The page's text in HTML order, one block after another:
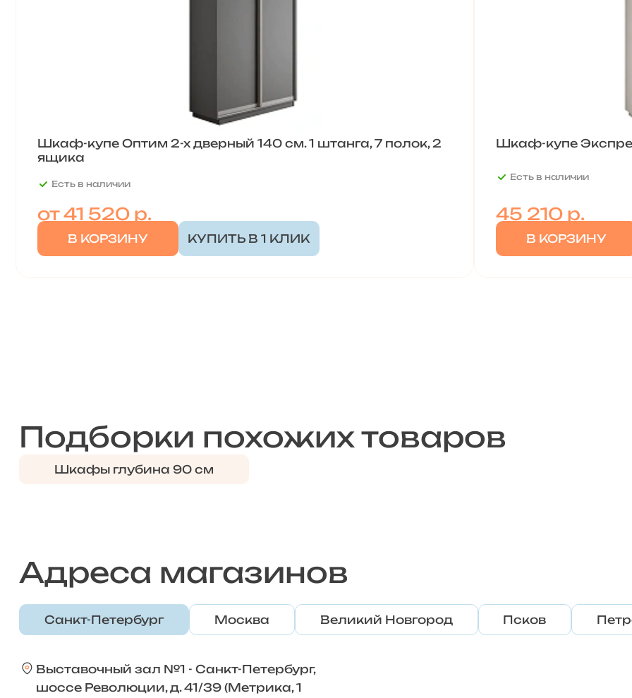
Шкаф-купе Оптим 2-х дверный 140 см. 1 штанга, 7 полок, 2
ящика
Есть в наличии
от41 520 р.
В КОРЗИНУ КУПИТЬ В 1 КЛИК
Шкаф-купе
Есть в наличии
45 210р.
В КОРЗИНУ
Подборки похожих товаров
Шкафы глубина 90 см
Адреса магазинов
Санкт-Петербург Москва Великий Новгород Псков
Выставочный зал №1 - Санкт-Петербург,
шоссе Революции, д. 41/39 (Метрика, 1